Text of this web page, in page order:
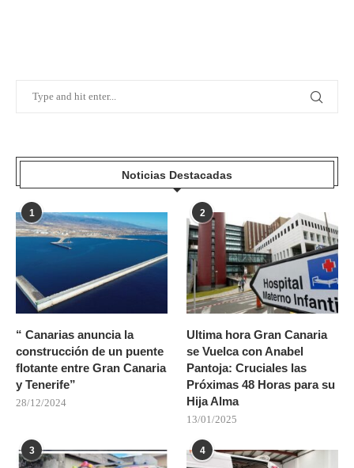
Noticias Destacadas
1
“ Canarias anuncia la
construcción de un puente
flotante entre Gran Canaria
y Tenerife”
28/12/2024
2
Ultima hora Gran Canaria
se Vuelca con Anabel
Pantoja: Cruciales las
Próximas 48 Horas para su
Hija Alma
13/01/2025
3 4